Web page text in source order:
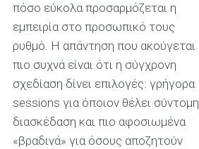
πόσο εύκολα προσαρμόζεται η
εμπειρία στο προσωπικό τους
ρυθμό. Η απάντηση που ακούγεται
πιο συχνά είναι ότι η σύγχρονη
σχεδίαση δίνει επιλογές: γρήγορα
sessions για όποιον θέλει σύντομη
διασκέδαση και πιο αφοσιωμένα
«βραδινά» για όσους αποζητούν